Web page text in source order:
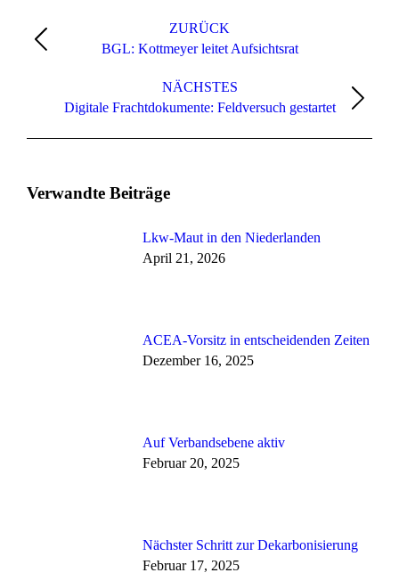
ZURÜCK
Vorheriger
BGL: Kottmeyer leitet Aufsichtsrat
NÄCHSTES
Nächster
Digitale Frachtdokumente: Feldversuch gestartet
Verwandte Beiträge
Lkw-Maut in den Niederlanden
April 21, 2026
ACEA-Vorsitz in entscheidenden Zeiten
Dezember 16, 2025
Auf Verbandsebene aktiv
Februar 20, 2025
Nächster Schritt zur Dekarbonisierung
Februar 17, 2025